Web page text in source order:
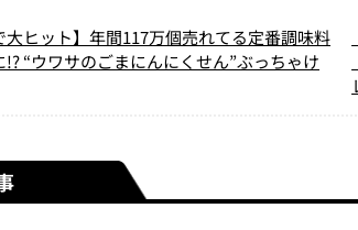
大ヒット】年間117万個売れてる定番調味料
!? “ウワサのごまにんにくせん”ぶっちゃけ